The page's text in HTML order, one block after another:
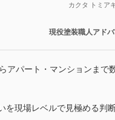
カクタ トミア
現役塗装職人アド
アパート・マンションまで
現場レベルで見極める判